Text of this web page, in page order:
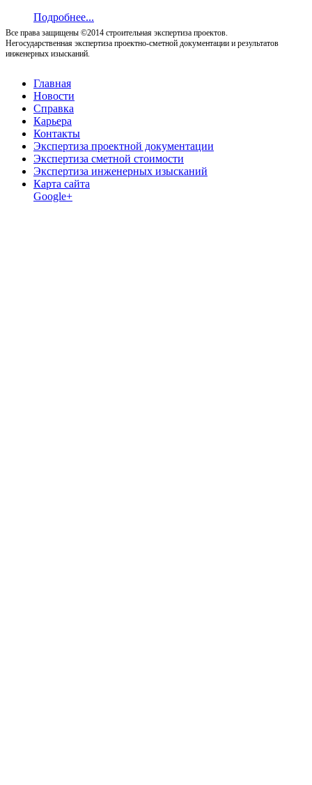
Подробнее...
Все права защищены ©2014 строительная экспертиза проектов.
Негосударственная экспертиза проектно-сметной документации и результатов
инженерных изысканий.
Главная
Новости
Справка
Карьера
Контакты
Экспертиза проектной документации
Экспертиза сметной стоимости
Экспертиза инженерных изысканий
Карта сайта
Google+